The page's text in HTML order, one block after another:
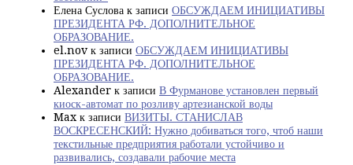
Елена Суслова к записи ОБСУЖДАЕМ ИНИЦИАТИВЫ
ПРЕЗИДЕНТА РФ. ДОПОЛНИТЕЛЬНОЕ
ОБРАЗОВАНИЕ.
el.nov к записи ОБСУЖДАЕМ ИНИЦИАТИВЫ
ПРЕЗИДЕНТА РФ. ДОПОЛНИТЕЛЬНОЕ
ОБРАЗОВАНИЕ.
Alexander к записи В Фурманове установлен первый
киоск-автомат по розливу артезианской воды
Max к записи ВИЗИТЫ. СТАНИСЛАВ
ВОСКРЕСЕНСКИЙ: Нужно добиваться того, чтоб наши
текстильные предприятия работали устойчиво и
развивались, создавали рабочие места